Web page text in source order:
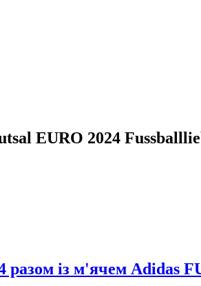
EURO 2024
із м'ячем Adidas